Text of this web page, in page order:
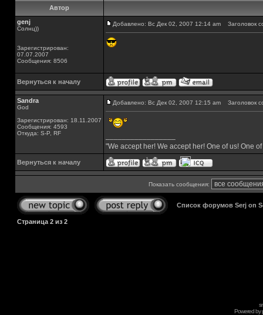
Автор
genj
Солнц))
Зарегистрирован:
07.07.2007
Сообщения: 8506
Добавлено: Вс Дек 02, 2007 12:14 am Заголовок
Вернуться к началу
Sandra
God
Зарегистрирован: 18.11.2007
Сообщения: 4593
Откуда: S-P, RF
Добавлено: Вс Дек 02, 2007 12:15 am Заголовок
"We accept her! We accept her! One of us! One
Вернуться к началу
Показать сообщения:
Список форумов Serj on
Страница 2 из 2
Powered by